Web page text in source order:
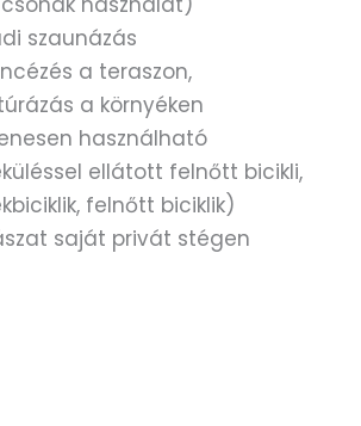
szaunázás
a teraszon,
a környéken
használható
ellátott felnőtt bicikli,
felnőtt biciklik)
saját privát stégen